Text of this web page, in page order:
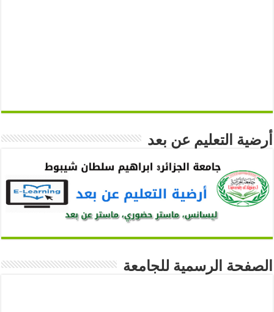
أرضية التعليم عن بعد
الصفحة الرسمية للجامعة